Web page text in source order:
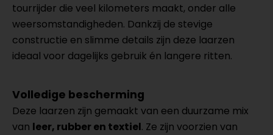
tourrijder die veel kilometers maakt, onder alle
weersomstandigheden. Dankzij de stevige
constructie en slimme details zijn deze laarzen
ideaal voor dagelijks gebruik én langere ritten.
Volledige bescherming
Deze laarzen zijn gemaakt van een duurzame mix
van leer, rubber en textiel. Ze zijn voorzien van